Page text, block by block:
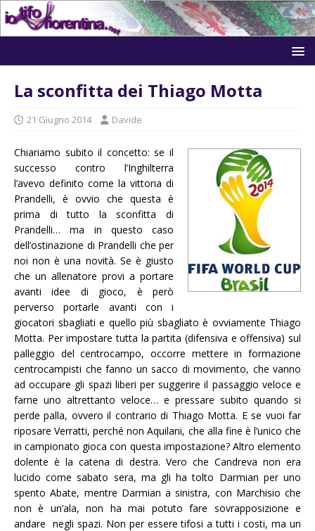
La sconfitta dei Thiago Motta
21 Giugno 2014 Davide
Chiariamo subito il concetto: se il
successo contro l’Inghilterra
l’avevo definito come la vittoria di
Prandelli, è ovvio che questa è
prima di tutto la sconfitta di
Prandelli… ma in questo caso
dell’ostinazione di Prandelli che per
noi non è una novità. Se è giusto
che un allenatore provi a portare
avanti idee di gioco, è però
perverso portarle avanti con i
giocatori sbagliati e quello più sbagliato è ovviamente Thiago
Motta. Per impostare tutta la partita (difensiva e offensiva) sul
palleggio del centrocampo, occorre mettere in formazione
centrocampisti che fanno un sacco di movimento, che vanno
ad occupare gli spazi liberi per suggerire il passaggio veloce e
farne uno altrettanto veloce… e pressare subito quando si
perde palla, ovvero il contrario di Thiago Motta. E se vuoi far
riposare Verratti, perché non Aquilani, che alla fine è l’unico che
in campionato gioca con questa impostazione? Altro elemento
dolente è la catena di destra. Vero che Candreva non era
lucido come sabato sera, ma gli ha tolto Darmian per uno
spento Abate, mentre Darmian a sinistra, con Marchisio che
non è un’ala, non ha mai potuto fare sovrapposizione e
andare negli spazi. Non per essere tifosi a tutti i costi, ma un